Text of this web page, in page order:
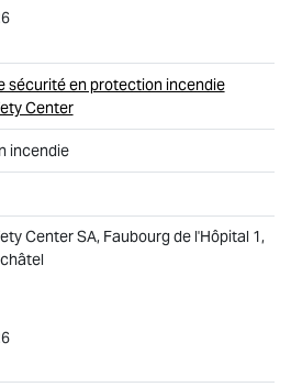
sécurité en protection incendie
Center
incendie
Center SA, Faubourg de l'Hôpital 1,